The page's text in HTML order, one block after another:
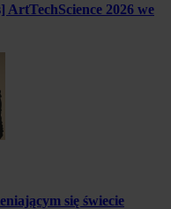
ArtTechScience 2026 we
się świecie